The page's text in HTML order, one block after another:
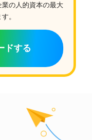
の人的資本の最大
。
ドする